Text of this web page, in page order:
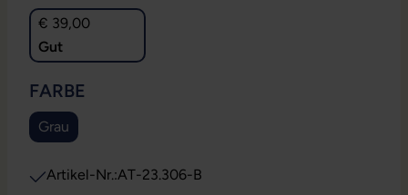
€ 39,00
Gut
FARBE
Grau
Artikel-Nr.:AT-23.306-B